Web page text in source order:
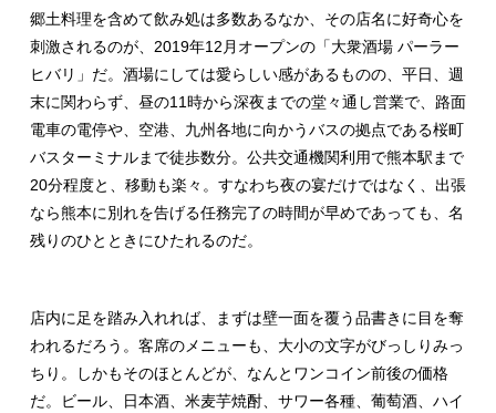
郷土料理を含めて飲み処は多数あるなか、その店名に好奇心を
刺激されるのが、2019年12月オープンの「大衆酒場 パーラー
ヒバリ」だ。酒場にしては愛らしい感があるものの、平日、週
末に関わらず、昼の11時から深夜までの堂々通し営業で、路面
電車の電停や、空港、九州各地に向かうバスの拠点である桜町
バスターミナルまで徒歩数分。公共交通機関利用で熊本駅まで
20分程度と、移動も楽々。すなわち夜の宴だけではなく、出張
なら熊本に別れを告げる任務完了の時間が早めであっても、名
残りのひとときにひたれるのだ。
店内に足を踏み入れれば、まずは壁一面を覆う品書きに目を奪
われるだろう。客席のメニューも、大小の文字がびっしりみっ
ちり。しかもそのほとんどが、なんとワンコイン前後の価格
だ。ビール、日本酒、米麦芋焼酎、サワー各種、葡萄酒、ハイ